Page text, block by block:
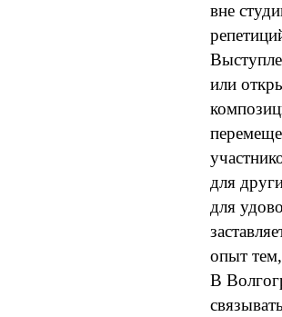
вне
или
для
для
опыт
В